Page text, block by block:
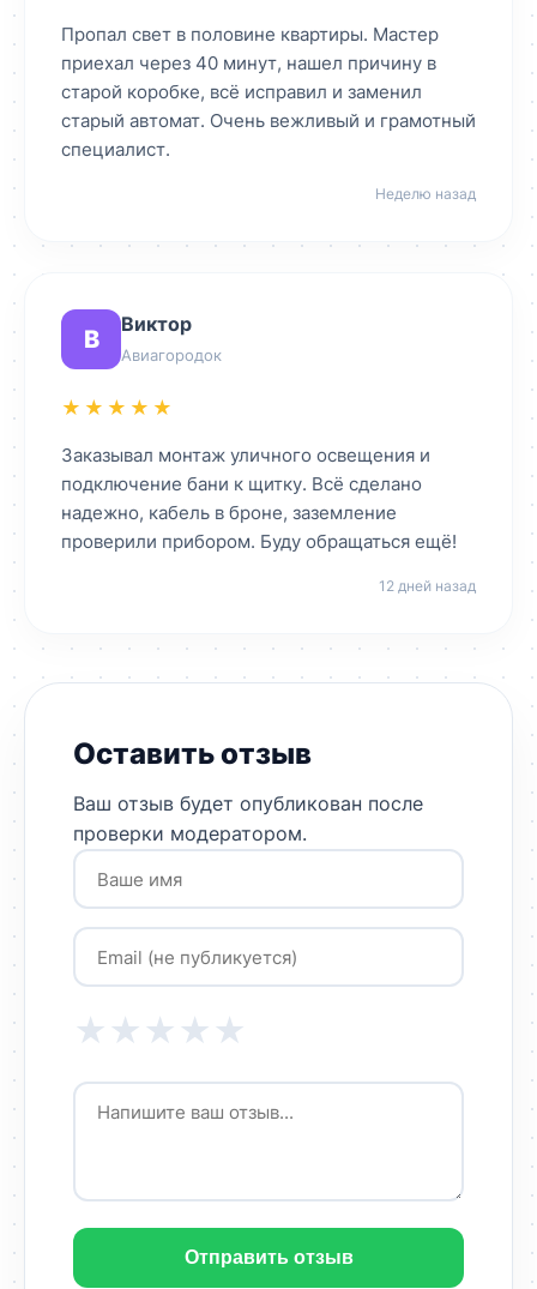
Пропал свет в половине квартиры. Мастер
приехал через 40 минут, нашел причину в
старой коробке, всё исправил и заменил
старый автомат. Очень вежливый и грамотный
специалист.
Неделю назад
В
Виктор
Авиагородок
★★★★★
Заказывал монтаж уличного освещения и
подключение бани к щитку. Всё сделано
надежно, кабель в броне, заземление
проверили прибором. Буду обращаться ещё!
12 дней назад
Оставить отзыв
Ваш отзыв будет опубликован после
проверки модератором.
★
★
★
★
★
Отправить отзыв